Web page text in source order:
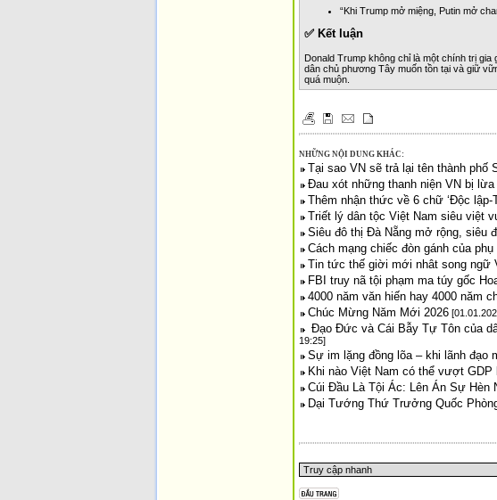
“Khi Trump mở miệng, Putin mở
✅ Kết luận
Donald Trump không chỉ là một chính trị
dân chủ phương Tây muốn tồn tại và giữ
quá muộn.
NHỮNG NỘI DUNG KHÁC:
Tại sao VN sẽ trả lại tên thành phố
Đau xót những thanh niện VN bị
Thêm nhận thức về 6 chữ ‘Độc lập-
Triết lý dân tộc Việt Nam siêu việt
Siêu đô thị Đà Nẵng mở rộng, siêu
Cách mạng chiếc đòn gánh của
Tin tức thế giời mới nhât song ngữ
FBI truy nã tội phạm ma túy gốc
4000 năm văn hiến hay 4000 năm
Chúc Mừng Năm Mới 2026
Đạo Đức và Cái Bẫy Tự Tôn của
19:25]
Sự im lặng đồng lõa – khi lãnh đạo
Khi nào Việt Nam có thể vượt
Cúi Đầu Là Tội Ác: Lên Án Sự Hèn
Dại Tướng Thứ Trưởng Quốc